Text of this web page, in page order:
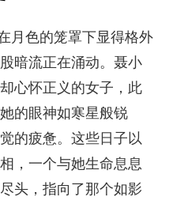
月色的笼罩下显得格外
暗流正在涌动。聂小
心怀正义的女子，此
的眼神如寒星般锐
的疲惫。这些日子以
，一个与她生命息息
头，指向了那个如影